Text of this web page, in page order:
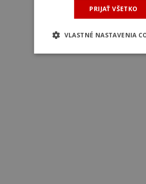
PRIJAŤ VŠETKO
VLASTNÉ NASTAVENIA